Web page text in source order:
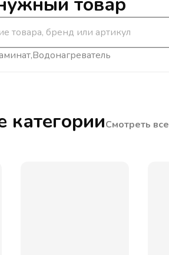
Водонагреватель
категорииСмотреть все